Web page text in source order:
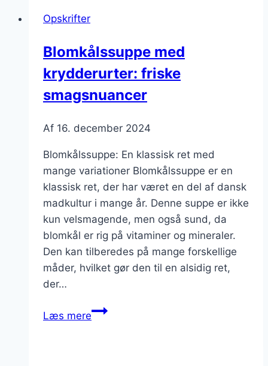
Opskrifter
Blomkålssuppe med
krydderurter: friske
smagsnuancer
Af 16. december 2024
Blomkålssuppe: En klassisk ret med
mange variationer Blomkålssuppe er en
klassisk ret, der har været en del af dansk
madkultur i mange år. Denne suppe er ikke
kun velsmagende, men også sund, da
blomkål er rig på vitaminer og mineraler.
Den kan tilberedes på mange forskellige
måder, hvilket gør den til en alsidig ret,
der…
Læs mereBlomkålssuppe